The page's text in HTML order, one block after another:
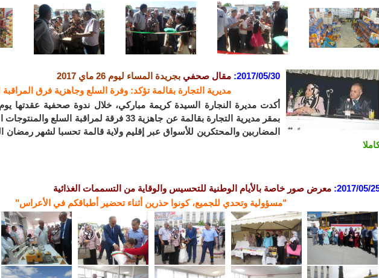
2017/05/30: مقال صحفي بجريدة المساء ليوم 26 ماي 2017
مديرية التجارة بقالمة تؤكد: وفرة السلع وجاهزية فرق
بمقر مديرية التجارة بقالمة عن جاهزية 33 فرقة لمراقبة
المضاربين والمحتكرين للأسواق عبر إقليم ولاية قالمة تحسبا لشهر رمضان
2017/05/ معرض صور خاصة بالأيام الوطنية للتحسيس والوقاية من التسممات الغذائية
"مسؤولية وتحدي للجميع، كونوا حذرين أثناء تحضير أطباقكم في الأعراس"